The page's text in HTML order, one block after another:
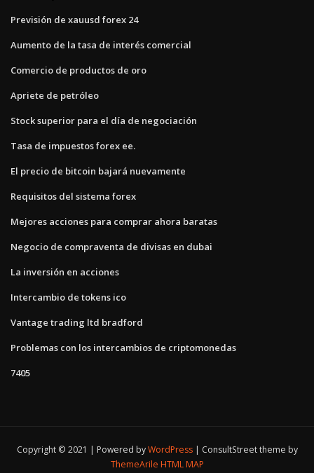
Previsión de xauusd forex 24
Aumento de la tasa de interés comercial
Comercio de productos de oro
Apriete de petróleo
Stock superior para el día de negociación
Tasa de impuestos forex ee.
El precio de bitcoin bajará nuevamente
Requisitos del sistema forex
Mejores acciones para comprar ahora baratas
Negocio de compraventa de divisas en dubai
La inversión en acciones
Intercambio de tokens ico
Vantage trading ltd bradford
Problemas con los intercambios de criptomonedas
7405
Copyright © 2021 | Powered byWordPress
ConsultStreet theme by
ThemeArile HTML MAP